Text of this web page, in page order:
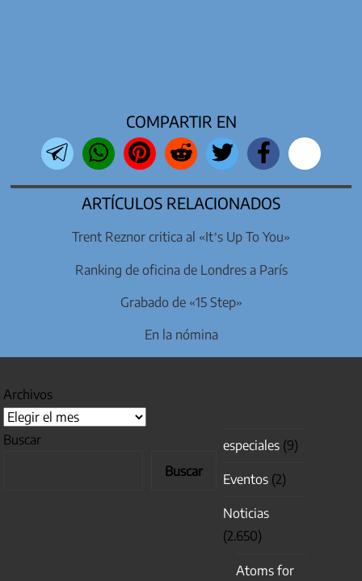
COMPARTIR EN
ARTÍCULOS RELACIONADOS
Trent Reznor critica al «It’s Up To You»
Ranking de oficina de Londres a París
Grabado de «15 Step»
En la nómina
Archivos
Buscar
Buscar
especiales (9)
Eventos (2)
Noticias
(2.650)
Atoms for